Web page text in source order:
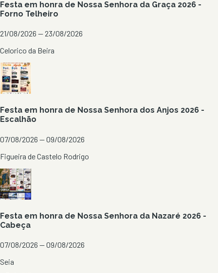
Festa em honra de Nossa Senhora da Graça 2026 -
Forno Telheiro
21/08/2026 — 23/08/2026
Celorico da Beira
Festa em honra de Nossa Senhora dos Anjos 2026 -
Escalhão
07/08/2026 — 09/08/2026
Figueira de Castelo Rodrigo
Festa em honra de Nossa Senhora da Nazaré 2026 -
Cabeça
07/08/2026 — 09/08/2026
Seia